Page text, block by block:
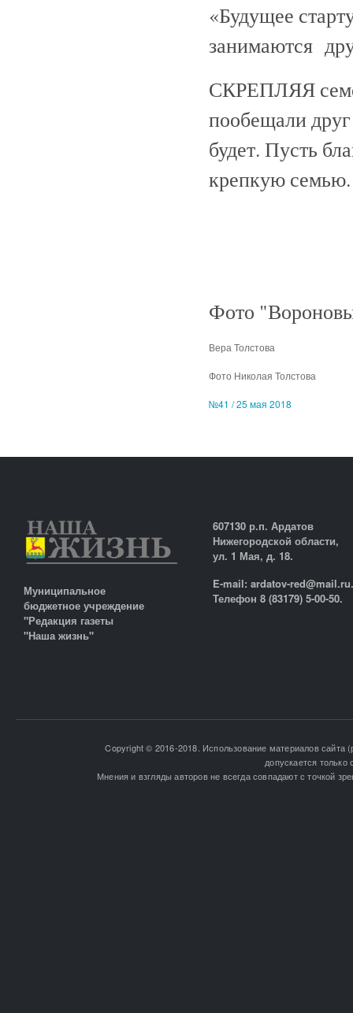
«Будущее
занимаются
СКРЕПЛЯЯ
пообещали
будет. Пусть
крепкую семью.
Фото
Вера Толстова
Фото Николая Толстова
№41 / 25 мая 2018
Муниципальное
бюджетное учреждение
"Редакция газеты
"Наша жизнь"
607130 р.п. Ардатов
Нижегородской области,
ул. 1 Мая, д. 18.
E-mail: ardatov-
Телефон 8 (83179) 5-00-50.
Copyright © 2016-2018. Использование материалов сайта
допускается
Мнения и взгляды авторов не всегда совпадают с точкой